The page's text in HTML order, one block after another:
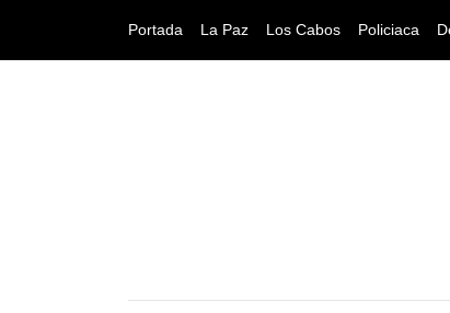
Portada La Paz Los Cabos Policiaca